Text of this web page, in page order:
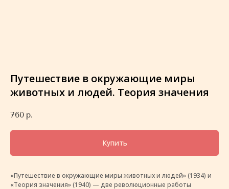
Путешествие в окружающие миры
животных и людей. Теория значения
760 р.
Купить
«Путешествие в окружающие миры животных и людей» (1934) и
«Теория значения» (1940) — две революционные работы